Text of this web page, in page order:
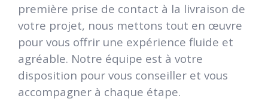
première prise de contact à la livraison de
votre projet, nous mettons tout en œuvre
pour vous offrir une expérience fluide et
agréable. Notre équipe est à votre
disposition pour vous conseiller et vous
accompagner à chaque étape.